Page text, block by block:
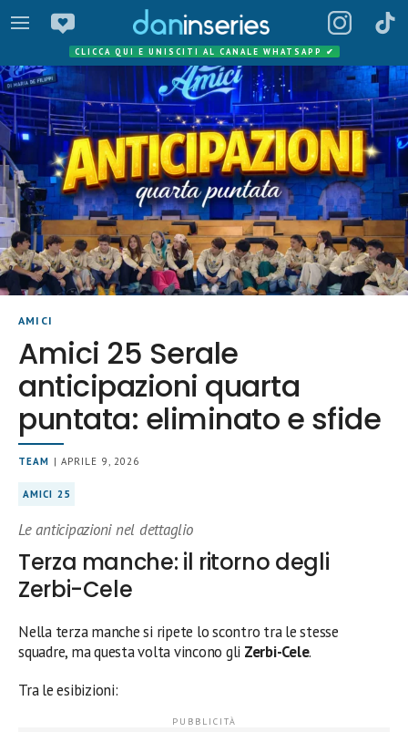
CLICCA QUI E UNISCITI AL CANALE WHATSAPP ✔
AMICI
Amici 25 Serale
anticipazioni quarta
puntata: eliminato e sfide
TEAM | APRILE 9, 2026
AMICI 25
Le anticipazioni nel dettaglio
Terza manche: il ritorno degli
Zerbi-Cele
Nella terza manche si ripete lo scontro tra le stesse
squadre, ma questa volta vincono gli Zerbi-Cele.
Tra le esibizioni: